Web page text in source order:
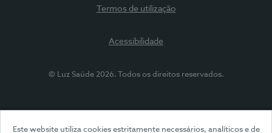
Este website utiliza cookies estritamente necessários, analíticos e de
Termos de utilização
Acessibilidade
© Luz Saúde 2026. Todos os direitos reservados.